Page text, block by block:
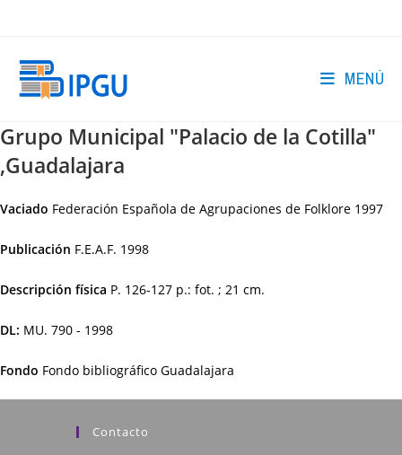
MENÚ
Grupo Municipal "Palacio de la Cotilla"
,Guadalajara
Vaciado Federación Española de Agrupaciones de Folklore 1997
Publicación F.E.A.F. 1998
Descripción física P. 126-127 p.: fot. ; 21 cm.
DL: MU. 790 - 1998
Fondo Fondo bibliográfico Guadalajara
Contacto